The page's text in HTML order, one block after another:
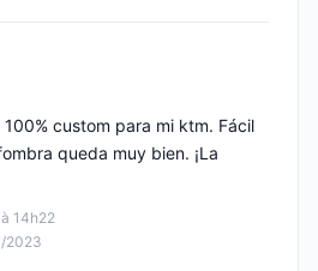
14h22
2023
custom para mi ktm. Fácil
queda muy bien. ¡La